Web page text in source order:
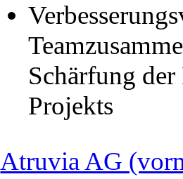
Schärfung
Projekts
Atruvia AG